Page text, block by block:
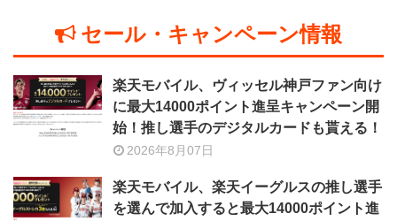
セール・キャンペーン情報
楽天モバイル、ヴィッセル神戸ファン向け
に最大14000ポイント進呈キャンペーン開
始！推し選手のデジタルカードも貰える！
2026年8月07日
楽天モバイル、楽天イーグルスの推し選手
を選んで加入すると最大14000ポイント進